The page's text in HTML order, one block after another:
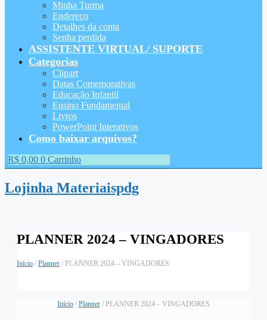
Minha Turma
Endereço
Detalhes da conta
Senha perdida
ASSISTENTE VIRTUAL/ SUPORTE
Categorias
Clipart
Datas Comemorativas
Educação Infantil
Ensino Fundamental
Livros
PowerPoint Interativos
Como baixar arquivos?
R$ 0,00 0 Carrinho
Lojinha Materiaispdg
PLANNER 2024 – VINGADORES
Início / Planner / PLANNER 2024 – VINGADORES
Início / Planner / PLANNER 2024 – VINGADORES